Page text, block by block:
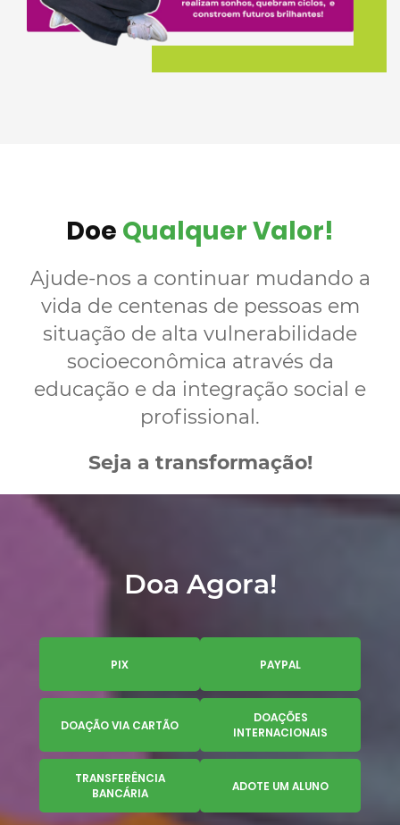
Doe Qualquer Valor!
Ajude-nos a continuar mudando a
vida de centenas de pessoas em
situação de alta vulnerabilidade
socioeconômica através da
educação e da integração social e
profissional.
Seja a transformação!
Doa Agora!
PIX PAYPAL
DOAÇÃO VIA CARTÃO
DOAÇÕES
INTERNACIONAIS
TRANSFERÊNCIA
BANCÁRIA
ADOTE UM ALUNO